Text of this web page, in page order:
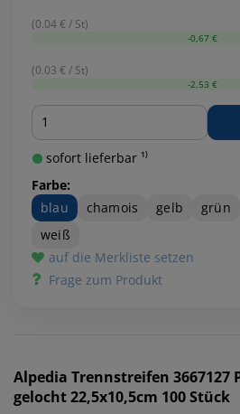
(0.04 € / St)
-0,67 €
(0.03 € / St)
-2,53 €
Menge
sofort lieferbar ¹⁾
Farbe:
blau
chamois gelb grün
weiß
auf die Merkliste setzen
Frage zum Produkt
Alpedia Trennstreifen 3667127
gelocht 22,5x10,5cm 100 Stück